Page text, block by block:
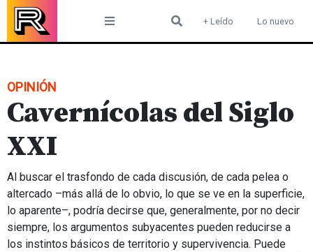
Skip
content
+ Leído Lo nuevo
OPINIÓN
Cavernícolas del Siglo
XXI
Al buscar el trasfondo de cada discusión, de cada pelea o
altercado –más allá de lo obvio, lo que se ve en la superficie,
lo aparente–, podría decirse que, generalmente, por no decir
siempre, los argumentos subyacentes pueden reducirse a
los instintos básicos de territorio y supervivencia. Puede